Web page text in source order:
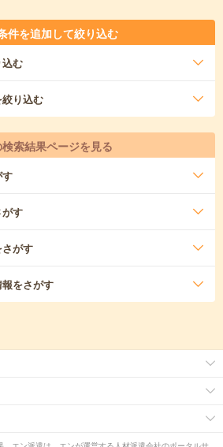
件を追加して絞り込む
む
り込む
索結果ページを見る
す
がす
をさがす